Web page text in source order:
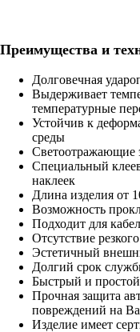
Преимущества и
Долговечная
Выдерживает
температурные
Устойчив к
среды
Светоотражающие
Специальный
наклеек
Длина изделия от
Возможность
Подходит для
Отсутствие
Эстетичный
Долгий срок
Быстрый и
Прочная защита
повреждений на
Изделие имеет